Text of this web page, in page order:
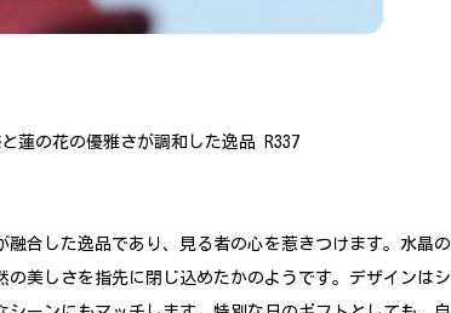
蓮の花の優雅さが調和した逸品 R337
合した逸品であり、見る者の心を惹きつけます。水晶の
美しさを指先に閉じ込めたかのようです。デザインはシ